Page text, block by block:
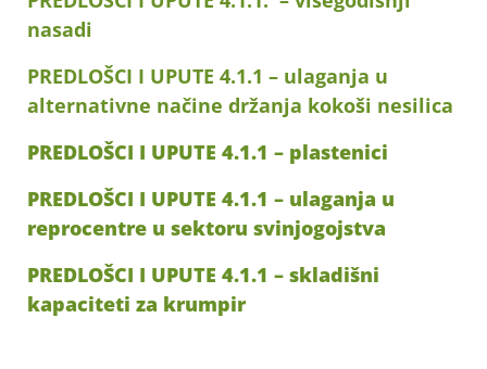
nasadi
PREDLOŠCI I UPUTE 4.1.1 – ulaganja u
alternativne načine držanja kokoši nesilica
PREDLOŠCI I UPUTE 4.1.1 – plastenici
PREDLOŠCI I UPUTE 4.1.1 – ulaganja u
reprocentre u sektoru svinjogojstva
PREDLOŠCI I UPUTE 4.1.1 – skladišni
kapaciteti za krumpir